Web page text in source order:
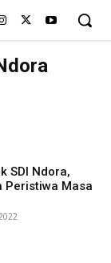
SDI Ndora,
Peristiwa Masa